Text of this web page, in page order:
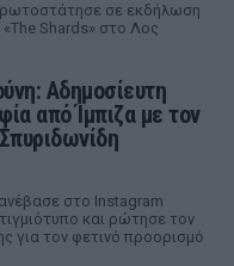
σε εκδήλωση
«The Shards» στο Λος
Αδημοσίευτη
από Ίμπιζα με τον
στο Instagram
και ρώτησε τον
για τον φετινό προορισμό